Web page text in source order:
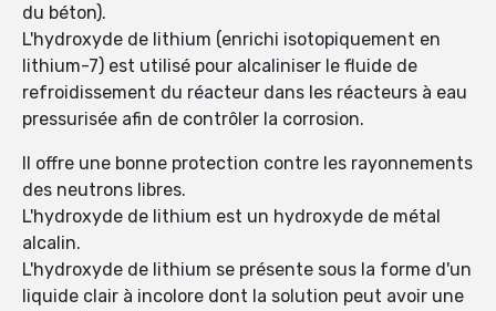
du béton).
L'hydroxyde de lithium (enrichi isotopiquement en
lithium-7) est utilisé pour alcaliniser le fluide de
refroidissement du réacteur dans les réacteurs à eau
pressurisée afin de contrôler la corrosion.
Il offre une bonne protection contre les rayonnements
des neutrons libres.
L'hydroxyde de lithium est un hydroxyde de métal
alcalin.
L'hydroxyde de lithium se présente sous la forme d'un
liquide clair à incolore dont la solution peut avoir une